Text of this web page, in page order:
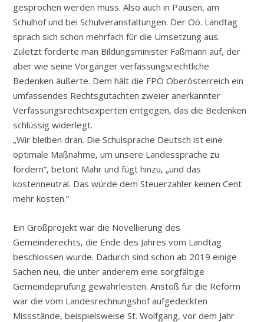
gesprochen werden muss. Also auch in Pausen, am
Schulhof und bei Schulveranstaltungen. Der Oö. Landtag
sprach sich schon mehrfach für die Umsetzung aus.
Zuletzt forderte man Bildungsminister Faßmann auf, der
aber wie seine Vorgänger verfassungsrechtliche
Bedenken äußerte. Dem hält die FPÖ Oberösterreich ein
umfassendes Rechtsgutachten zweier anerkannter
Verfassungsrechtsexperten entgegen, das die Bedenken
schlüssig widerlegt.
„Wir bleiben dran. Die Schulsprache Deutsch ist eine
optimale Maßnahme, um unsere Landessprache zu
fördern“, betont Mahr und fügt hinzu, „und das
kostenneutral. Das würde dem Steuerzahler keinen Cent
mehr kosten.“
Ein Großprojekt war die Novellierung des
Gemeinderechts, die Ende des Jahres vom Landtag
beschlossen wurde. Dadurch sind schon ab 2019 einige
Sachen neu, die unter anderem eine sorgfältige
Gemeindeprüfung gewährleisten. Anstoß für die Reform
war die vom Landesrechnungshof aufgedeckten
Missstände, beispielsweise St. Wolfgang, vor dem Jahr